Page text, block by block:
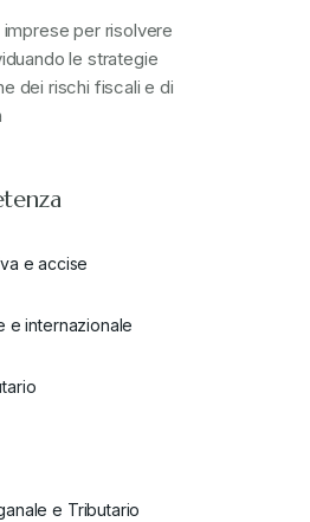
per risolvere
le strategie
dei rischi fiscali e di
e accise
e internazionale
e Tributario